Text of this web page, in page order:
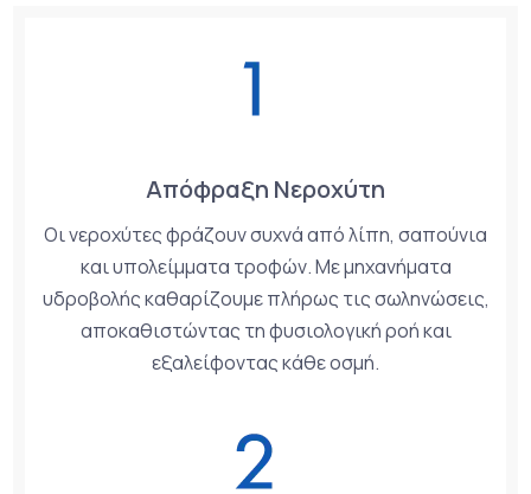
Απόφραξη Νεροχύτη
Οι νεροχύτες φράζουν συχνά από λίπη, σαπούνια
και υπολείμματα τροφών. Με μηχανήματα
υδροβολής καθαρίζουμε πλήρως τις σωληνώσεις,
αποκαθιστώντας τη φυσιολογική ροή και
εξαλείφοντας κάθε οσμή.